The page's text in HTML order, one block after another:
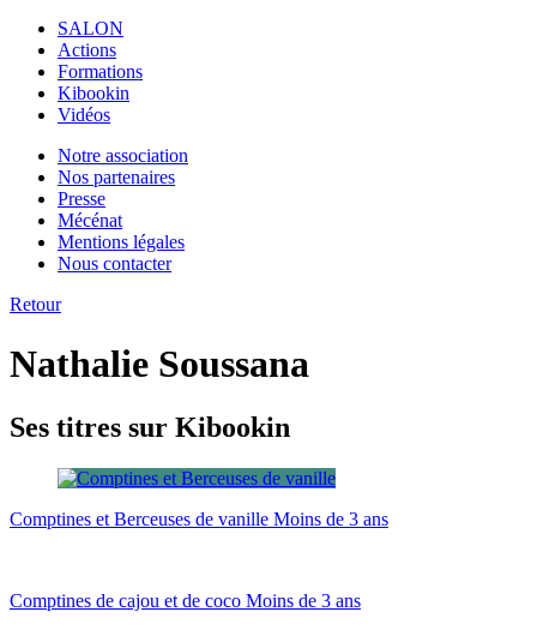
SALON
Actions
Formations
Kibookin
Vidéos
Notre association
Nos partenaires
Presse
Mécénat
Mentions légales
Nous contacter
Retour
Nathalie Soussana
Ses titres sur Kibookin
Comptines et Berceuses de vanille Moins de 3 ans
Comptines de cajou et de coco Moins de 3 ans